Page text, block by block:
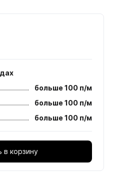
больше 100 п/м
больше 100 п/м
больше 100 п/м
в корзину